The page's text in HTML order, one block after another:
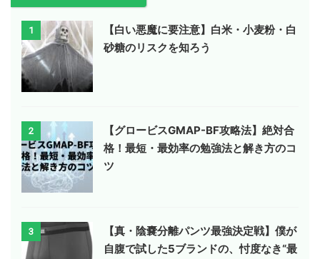
1
【白い悪魔に要注意】白米・小麦粉・白
砂糖のリスクを知ろう
2
【グロービスGMAP-BF攻略法】絶対合
格！最短・最効率の勉強法と解き方のコ
ツ
3
【真・陰嚢分離パンツ最強決定戦】僕が
自腹で試した5ブランドの、忖度なき“最